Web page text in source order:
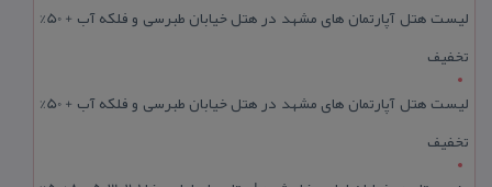
لیست هتل آپارتمان های مشهد در هتل خیابان طبرسی و فلکه آب + 50%
تخفیف
لیست هتل آپارتمان های مشهد در هتل خیابان طبرسی و فلکه آب + 50%
تخفیف